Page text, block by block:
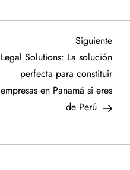
Siguiente
Legal Solutions: La solución
perfecta para constituir
empresas en Panamá si eres
de Perú